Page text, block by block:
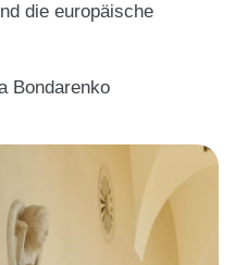
die europäische
Bondarenko